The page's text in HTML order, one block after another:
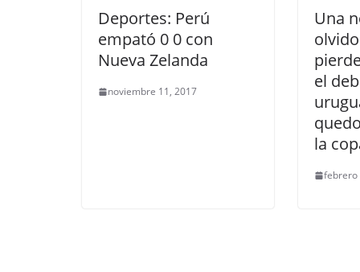
Deportes: Perú
empató 0 0 con
Nueva Zelanda
noviembre 11, 2017
Una
el
la
febrero